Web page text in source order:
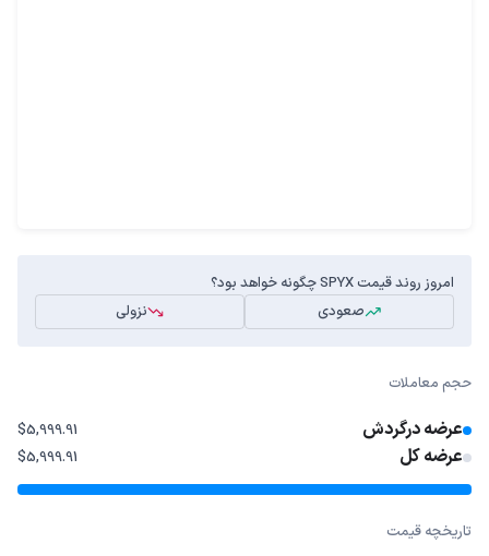
امروز روند قیمت SPYX چگونه خواهد بود؟
صعودی
نزولی
حجم معاملات
عرضه درگردش $5,999.91
عرضه کل $5,999.91
تاریخچه قیمت